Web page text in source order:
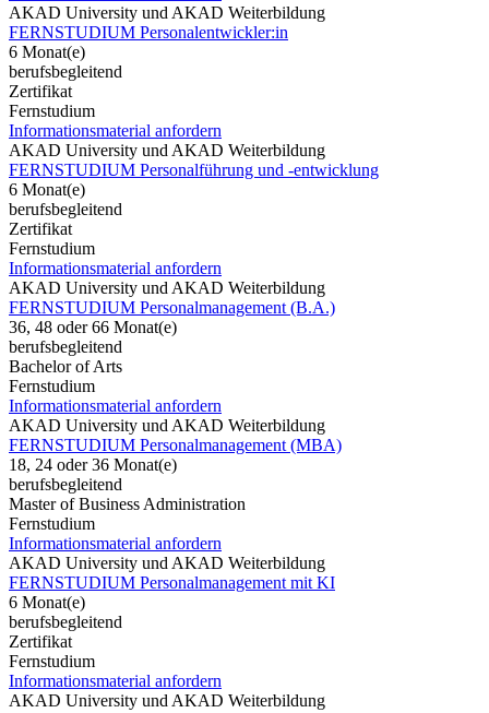
AKAD University und AKAD Weiterbildung
FERNSTUDIUM Personalentwickler:in
6 Monat(e)
berufsbegleitend
Zertifikat
Fernstudium
Informationsmaterial anfordern
AKAD University und AKAD Weiterbildung
FERNSTUDIUM Personalführung und -entwicklung
6 Monat(e)
berufsbegleitend
Zertifikat
Fernstudium
Informationsmaterial anfordern
AKAD University und AKAD Weiterbildung
FERNSTUDIUM Personalmanagement (B.A.)
36, 48 oder 66 Monat(e)
berufsbegleitend
Bachelor of Arts
Fernstudium
Informationsmaterial anfordern
AKAD University und AKAD Weiterbildung
FERNSTUDIUM Personalmanagement (MBA)
18, 24 oder 36 Monat(e)
berufsbegleitend
Master of Business Administration
Fernstudium
Informationsmaterial anfordern
AKAD University und AKAD Weiterbildung
FERNSTUDIUM Personalmanagement mit KI
6 Monat(e)
berufsbegleitend
Zertifikat
Fernstudium
Informationsmaterial anfordern
AKAD University und AKAD Weiterbildung